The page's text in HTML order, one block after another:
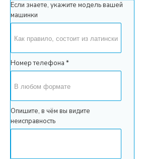
Если знаете, укажите модель вашей
машинки
Номер телефона *
Опишите, в чём вы видите
неисправность